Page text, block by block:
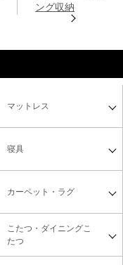
ング収納
マットレス
寝具
カーペット・ラグ
こたつ・ダイニングこ
たつ